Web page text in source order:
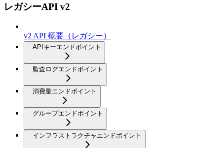
レガシーAPI v2
v2 API 概要（レガシー）
APIキーエンドポイント
監査ログエンドポイント
消費量エンドポイント
グループエンドポイント
インフラストラクチャエンドポイント